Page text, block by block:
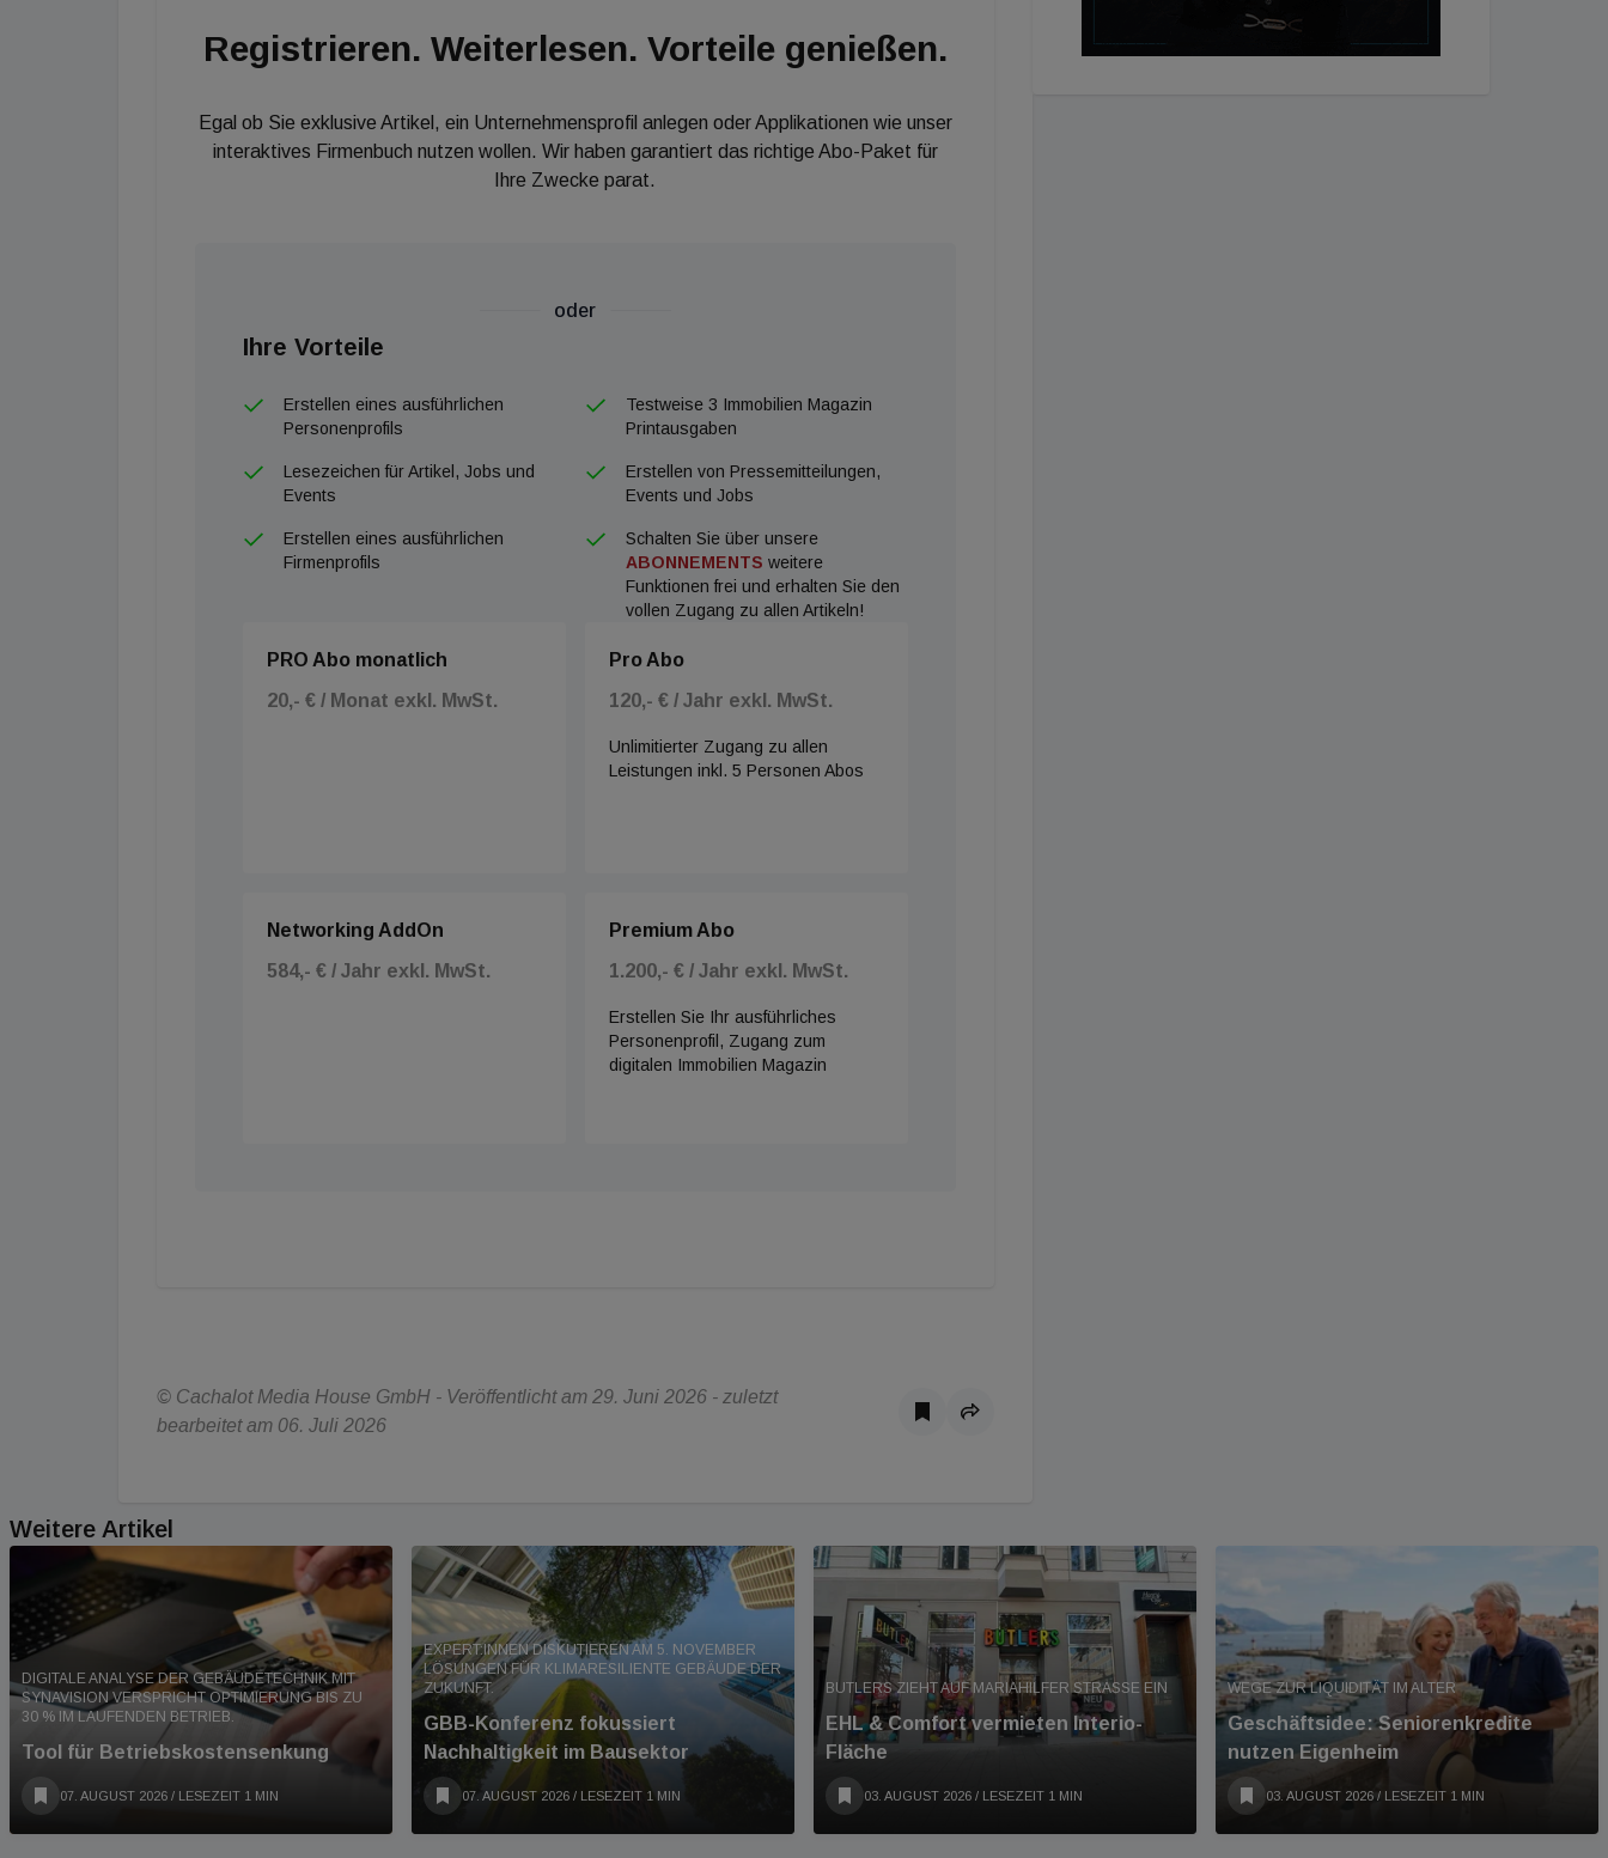
Registrieren. Weiterlesen. Vorteile genießen.
Egal ob Sie exklusive Artikel, ein Unternehmensprofil anlegen oder Applikationen wie unser
interaktives Firmenbuch nutzen wollen. Wir haben garantiert das richtige Abo-Paket für
Ihre Zwecke parat.
oder
Ihre Vorteile
Erstellen eines ausführlichen
Personenprofils
Testweise 3 Immobilien Magazin
Printausgaben
Lesezeichen für Artikel, Jobs und
Events
Erstellen von Pressemitteilungen,
Events und Jobs
Erstellen eines ausführlichen
Firmenprofils
Schalten Sie über unsere
ABONNEMENTS weitere
Funktionen frei und erhalten Sie den
vollen Zugang zu allen Artikeln!
PRO Abo monatlich
20,- € / Monat exkl. MwSt.
Pro Abo
120,- € / Jahr exkl. MwSt.
Unlimitierter Zugang zu allen
Leistungen inkl. 5 Personen Abos
Networking AddOn
584,- € / Jahr exkl. MwSt.
Premium Abo
1.200,- € / Jahr exkl. MwSt.
Erstellen Sie Ihr ausführliches
Personenprofil, Zugang zum
digitalen Immobilien Magazin
© Cachalot Media House GmbH - Veröffentlicht am 29. Juni 2026 - zuletzt
bearbeitet am 06. Juli 2026
Weitere Artikel
DIGITALE ANALYSE DER GEBÄUDETECHNIK MIT
SYNAVISION VERSPRICHT OPTIMIERUNG BIS ZU
30 % IM LAUFENDEN BETRIEB.
Tool für Betriebskostensenkung
07. AUGUST 2026 / LESEZEIT 1 MIN
EXPERT:INNEN DISKUTIEREN AM 5. NOVEMBER
LÖSUNGEN FÜR KLIMARESILIENTE GEBÄUDE DER
ZUKUNFT.
GBB-Konferenz fokussiert
Nachhaltigkeit im Bausektor
07. AUGUST 2026 / LESEZEIT 1 MIN
BUTLERS ZIEHT AUF MARIAHILFER STRASSE EIN
EHL & Comfort vermieten Interio-
Fläche
03. AUGUST 2026 / LESEZEIT 1 MIN
WEGE ZUR LIQUIDITÄT IM ALTER
Geschäftsidee: Seniorenkredite
nutzen Eigenheim
03. AUGUST 2026 / LESEZEIT 1 MIN